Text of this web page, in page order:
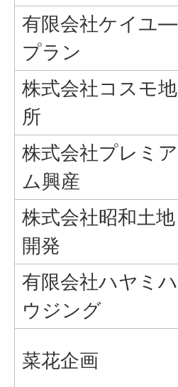
有限会社ケイユ―
プラン
株式会社コスモ地
所
株式会社プレミア
ム興産
株式会社昭和土地
開発
有限会社ハヤミハ
ウジング
菜花企画